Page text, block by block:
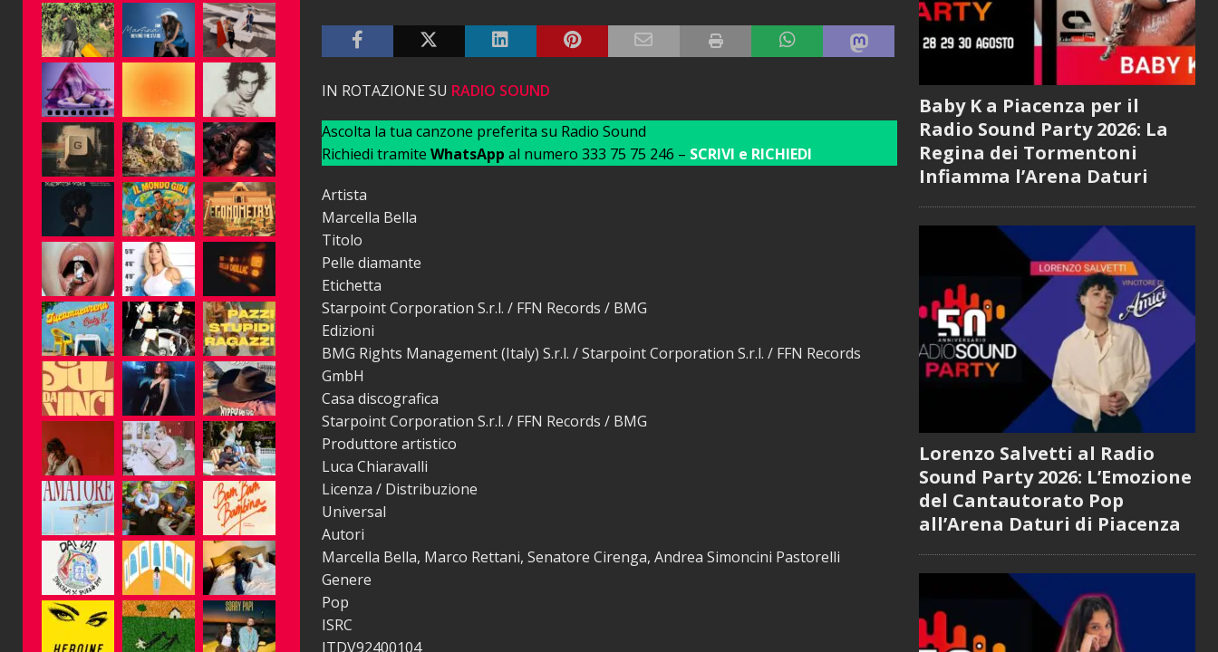
IN ROTAZIONE SU RADIO SOUND
Ascolta la tua canzone preferita su Radio Sound
Richiedi tramite WhatsApp al numero 333 75 75 246 – SCRIVI e RICHIEDI
Artista
Marcella Bella
Titolo
Pelle diamante
Etichetta
Starpoint Corporation S.r.l. / FFN Records / BMG
Edizioni
BMG Rights Management (Italy) S.r.l. / Starpoint Corporation S.r.l. / FFN Records
GmbH
Casa discografica
Starpoint Corporation S.r.l. / FFN Records / BMG
Produttore artistico
Luca Chiaravalli
Licenza / Distribuzione
Universal
Autori
Marcella Bella, Marco Rettani, Senatore Cirenga, Andrea Simoncini Pastorelli
Genere
Pop
ISRC
ITDV92400104
Baby K a Piacenza per il
Radio Sound Party 2026: La
Regina dei Tormentoni
Infiamma l’Arena Daturi
Lorenzo Salvetti al Radio
Sound Party 2026: L’Emozione
del Cantautorato Pop
all’Arena Daturi di Piacenza